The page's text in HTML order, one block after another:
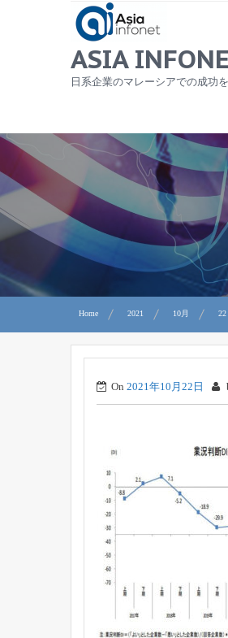
ASIA
日系企業のマレーシアでの成功
Home 2021 10月 22
On 2021年10月22日